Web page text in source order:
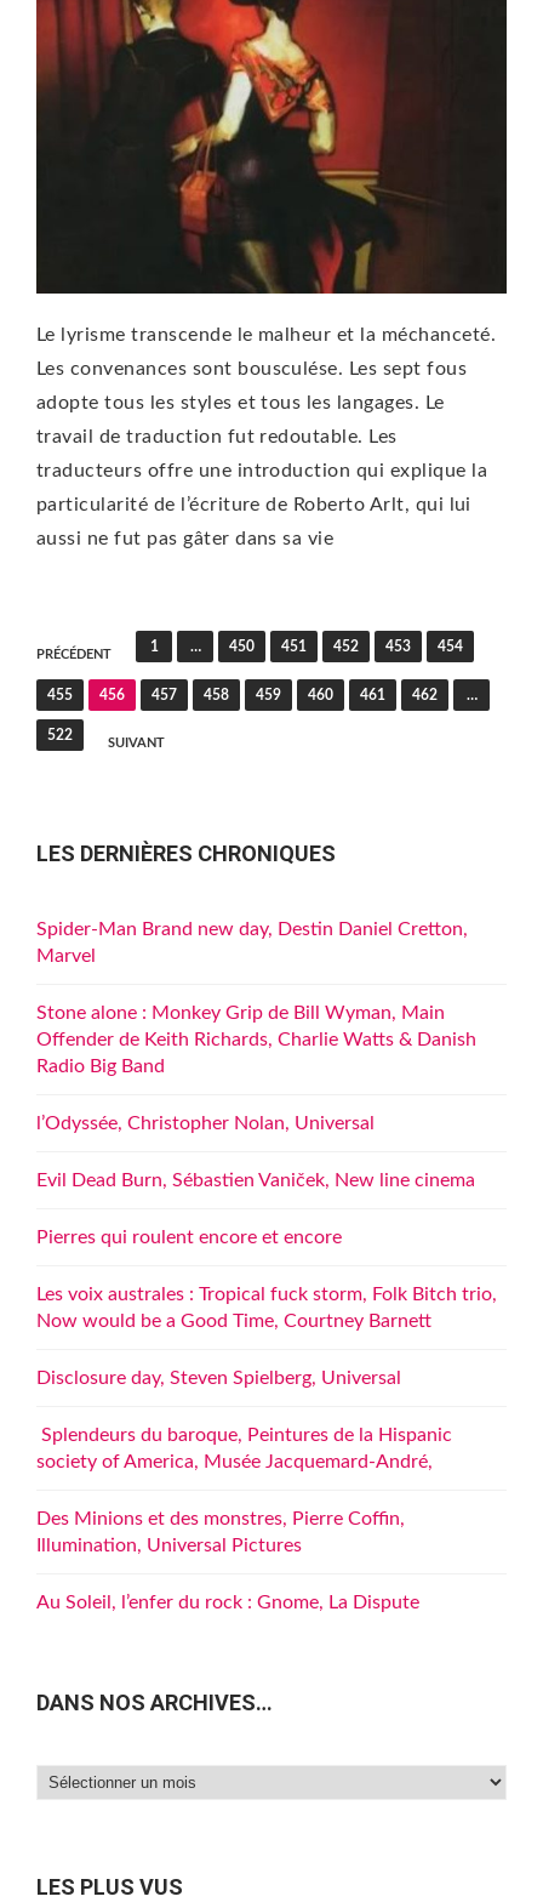
Le lyrisme transcende le malheur et la méchanceté.
Les convenances sont bousculése. Les sept fous
adopte tous les styles et tous les langages. Le
travail de traduction fut redoutable. Les
traducteurs offre une introduction qui explique la
particularité de l’écriture de Roberto Arlt, qui lui
aussi ne fut pas gâter dans sa vie
Pagination
des
publications
PRÉCÉDENT
1 … 450 451 452 453 454
455 456 457 458 459 460 461 462 …
522
SUIVANT
LES DERNIÈRES CHRONIQUES
Spider-Man Brand new day, Destin Daniel Cretton,
Marvel
Stone alone : Monkey Grip de Bill Wyman, Main
Offender de Keith Richards, Charlie Watts & Danish
Radio Big Band
l’Odyssée, Christopher Nolan, Universal
Evil Dead Burn, Sébastien Vaniček, New line cinema
Pierres qui roulent encore et encore
Les voix australes : Tropical fuck storm, Folk Bitch trio,
Now would be a Good Time, Courtney Barnett
Disclosure day, Steven Spielberg, Universal
Splendeurs du baroque, Peintures de la Hispanic
society of America, Musée Jacquemard-André,
Des Minions et des monstres, Pierre Coffin,
Illumination, Universal Pictures
Au Soleil, l’enfer du rock : Gnome, La Dispute
DANS NOS ARCHIVES…
Dans
LES PLUS VUS